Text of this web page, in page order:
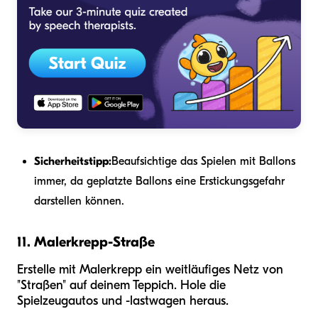
Sicherheitstipp:Beaufsichtige das Spielen mit Ballons
immer, da geplatzte Ballons eine Erstickungsgefahr
darstellen können.
11. Malerkrepp-Straße
Erstelle mit Malerkrepp ein weitläufiges Netz von
"Straßen" auf deinem Teppich. Hole die
Spielzeugautos und -lastwagen heraus.